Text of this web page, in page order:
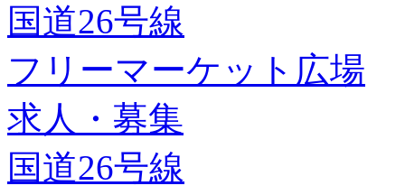
国道26号線
フリーマーケット広場
求人・募集
国道26号線